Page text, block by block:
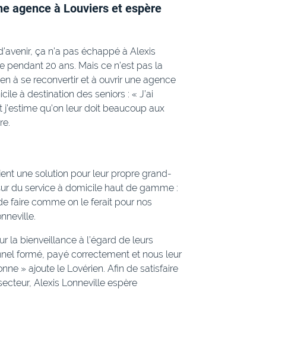
agence à Louviers et espère
ça n’a pas échappé à Alexis
pendant 20 ans. Mais ce n’est pas la
à se reconvertir et à ouvrir une agence
à destination des seniors : « J’ai
qu’on leur doit beaucoup aux
une solution pour leur propre grand-
du service à domicile haut de gamme :
faire comme on le ferait pour nos
la bienveillance à l’égard de leurs
formé, payé correctement et nous leur
» ajoute le Lovérien. Afin de satisfaire
Alexis Lonneville espère